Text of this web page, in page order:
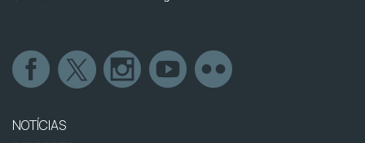
NOTÍCIAS